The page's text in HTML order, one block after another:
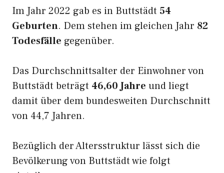
Im Jahr 2022 gab es in Buttstädt 54
Geburten. Dem stehen im gleichen Jahr 82
Todesfälle gegenüber.
Das Durchschnittsalter der Einwohner von
Buttstädt beträgt 46,60 Jahre und liegt
damit über dem bundesweiten Durchschnitt
von 44,7 Jahren.
Bezüglich der Altersstruktur lässt sich die
Bevölkerung von Buttstädt wie folgt